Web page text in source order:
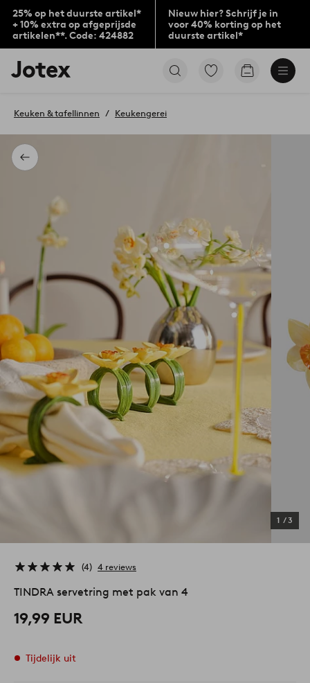
25% op het duurste artikel*
+ 10% extra op afgeprijsde
artikelen**. Code: 424882
Nieuw hier? Schrijf je in
voor 40% korting op het
duurste artikel*
Jotex
logo
to
home
page
Ga
Go
Terug
Keuken & tafellinnen Keukengerei
1 /3
4 4 reviews
TINDRA servetring met pak van 4
19,99 EUR
Tijdelijk uit